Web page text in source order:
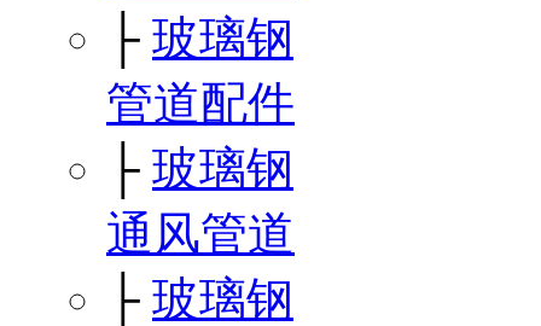
├ 玻璃钢
管道配件
├ 玻璃钢
通风管道
├ 玻璃钢